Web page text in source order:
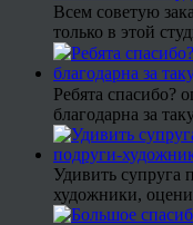
Всем советую
только в этой
Ребята спасибо?
благодарна за
Удивить супруга
художники,